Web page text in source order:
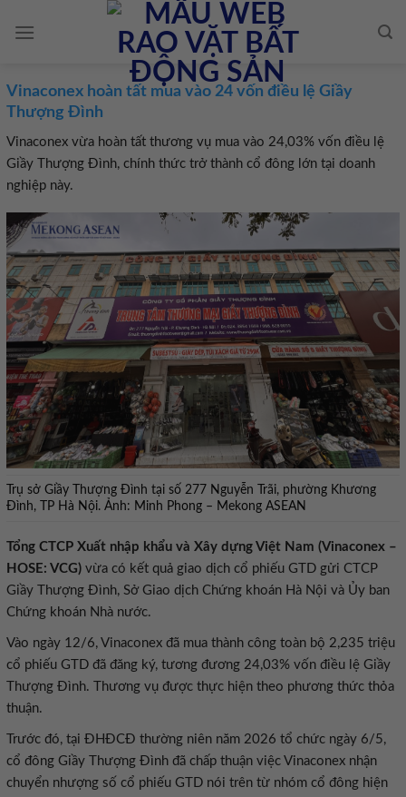
Vinaconex hoàn tất mua vào 24 vốn điều lệ Giầy
Thượng Đình
Vinaconex vừa hoàn tất thương vụ mua vào 24,03% vốn điều lệ
Giầy Thượng Đình, chính thức trở thành cổ đông lớn tại doanh
nghiệp này.
Trụ sở Giầy Thượng Đình tại số 277 Nguyễn Trãi, phường Khương
Đình, TP Hà Nội. Ảnh: Minh Phong – Mekong ASEAN
Tổng CTCP Xuất nhập khẩu và Xây dựng Việt Nam (Vinaconex –
HOSE: VCG) vừa có kết quả giao dịch cổ phiếu GTD gửi CTCP
Giầy Thượng Đình, Sở Giao dịch Chứng khoán Hà Nội và Ủy ban
Chứng khoán Nhà nước.
Vào ngày 12/6, Vinaconex đã mua thành công toàn bộ 2,235 triệu
cổ phiếu GTD đã đăng ký, tương đương 24,03% vốn điều lệ Giầy
Thượng Đình. Thương vụ được thực hiện theo phương thức thỏa
thuận.
Trước đó, tại ĐHĐCĐ thường niên năm 2026 tổ chức ngày 6/5,
cổ đông Giầy Thượng Đình đã chấp thuận việc Vinaconex nhận
chuyển nhượng số cổ phiếu GTD nói trên từ nhóm cổ đông hiện